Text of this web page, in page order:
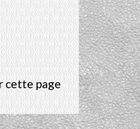
cette page